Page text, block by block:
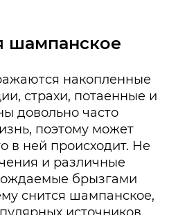
шампанское
накопленные
страхи, потаенные и
довольно часто
поэтому может
в ней происходит. Не
и различные
брызгами
снится шампанское,